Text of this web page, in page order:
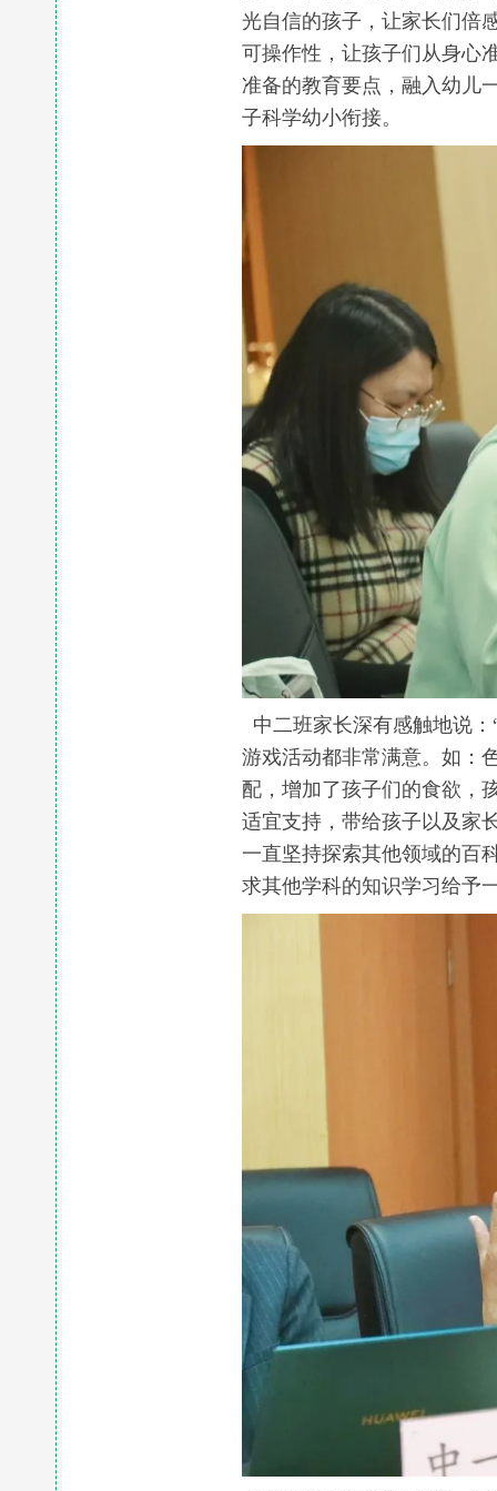
光自信的孩子，让家长们倍
可操作性，让孩子们从身心
准备的教育要点，融入幼儿
子科学幼小衔接。
中二班家长深有感触地说
游戏活动都非常满意。如：
配，增加了孩子们的食欲，
适宜支持，带给孩子以及家
一直坚持探索其他领域的百
求其他学科的知识学习给予